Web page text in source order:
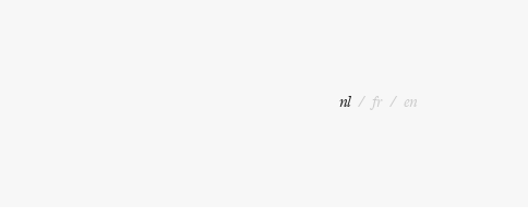
nl/ fr / en